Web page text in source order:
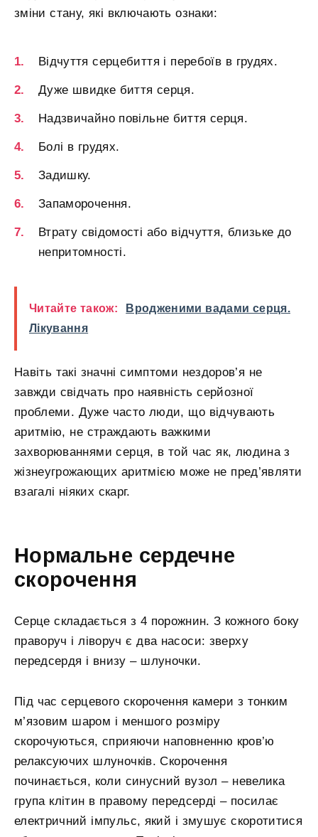
зміни стану, які включають ознаки:
Відчуття серцебиття і перебоїв в грудях.
Дуже швидке биття серця.
Надзвичайно повільне биття серця.
Болі в грудях.
Задишку.
Запаморочення.
Втрату свідомості або відчуття, близьке до
непритомності.
Читайте також:
Вродженими вадами серця.
Лікування
Навіть такі значні симптоми нездоров’я не
завжди свідчать про наявність серйозної
проблеми. Дуже часто люди, що відчувають
аритмію, не страждають важкими
захворюваннями серця, в той час як, людина з
жізнеугрожающих аритмією може не пред’являти
взагалі ніяких скарг.
Нормальне сердечне
скорочення
Серце складається з 4 порожнин. З кожного боку
праворуч і ліворуч є два насоси: зверху
передсердя і внизу – шлуночки.
Під час серцевого скорочення камери з тонким
м’язовим шаром і меншого розміру
скорочуються, сприяючи наповненню кров’ю
релаксуючих шлуночків. Скорочення
починається, коли синусний вузол – невелика
група клітин в правому передсерді – посилає
електричний імпульс, який і змушує скоротитися